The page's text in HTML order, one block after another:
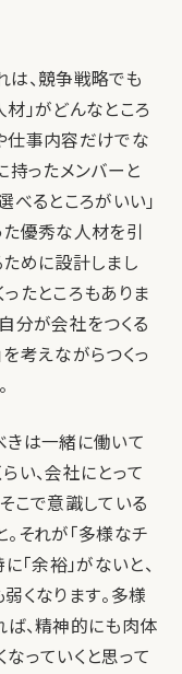
は、競争戦略でも
」がどんなところ
仕事内容だけでな
持ったメンバーと
べるところがいい」
た優秀な人材を引
ために設計しまし
たところもありま
分が会社をつくる
考えながらつくっ
きは一緒に働いて
い、会社にとって
こで意識している
それが「多様なチ
「余裕」がないと、
くなります。多様
ば、精神的にも肉体
っていくと思って